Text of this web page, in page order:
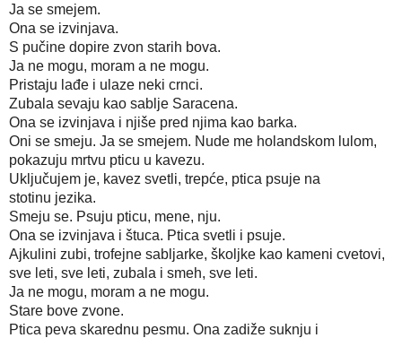
Ja se smejem.
Ona se izvinjava.
S pučine dopire zvon starih bova.
Ja ne mogu, moram a ne mogu.
Pristaju lađe i ulaze neki crnci.
Zubala sevaju kao sablje Saracena.
Ona se izvinjava i njiše pred njima kao barka.
Oni se smeju. Ja se smejem. Nude me holandskom lulom,
pokazuju mrtvu pticu u kavezu.
Uključujem je, kavez svetli, trepće, ptica psuje na
stotinu jezika.
Smeju se. Psuju pticu, mene, nju.
Ona se izvinjava i štuca. Ptica svetli i psuje.
Ajkulini zubi, trofejne sabljarke, školjke kao kameni cvetovi,
sve leti, sve leti, zubala i smeh, sve leti.
Ja ne mogu, moram a ne mogu.
Stare bove zvone.
Ptica peva skarednu pesmu. Ona zadiže suknju i